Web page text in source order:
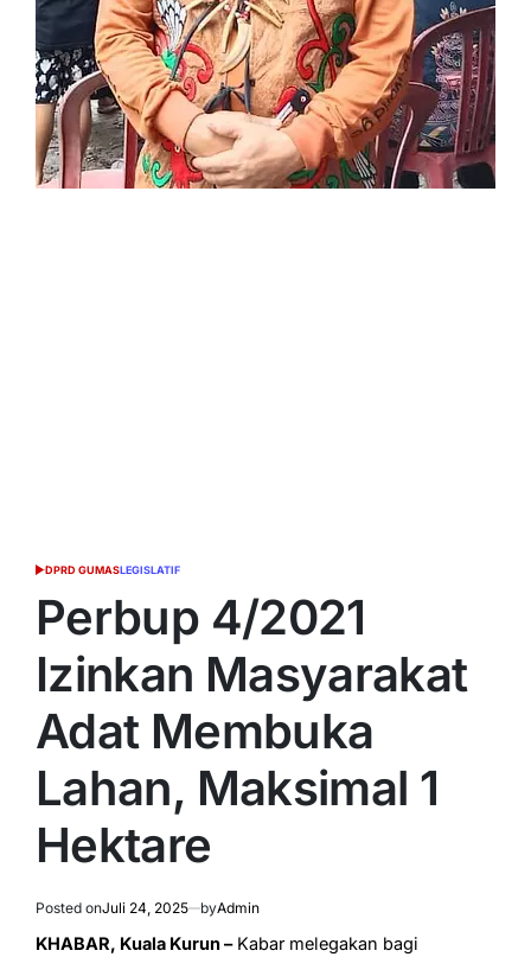
POSTED
DPRD GUMASLEGISLATIF
Perbup 4/2021
Izinkan Masyarakat
Adat Membuka
Lahan, Maksimal 1
Hektare
Posted onJuli 24, 2025 byAdmin
KHABAR, Kuala Kurun –Kabar melegakan bagi